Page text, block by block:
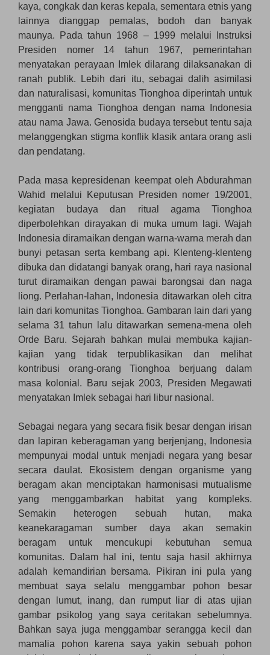
kaya, congkak dan keras kepala, sementara etnis yang
lainnya dianggap pemalas, bodoh dan banyak
maunya. Pada tahun 1968 – 1999 melalui Instruksi
Presiden nomer 14 tahun 1967, pemerintahan
menyatakan perayaan Imlek dilarang dilaksanakan di
ranah publik. Lebih dari itu, sebagai dalih asimilasi
dan naturalisasi, komunitas Tionghoa diperintah untuk
mengganti nama Tionghoa dengan nama Indonesia
atau nama Jawa. Genosida budaya tersebut tentu saja
melanggengkan stigma konflik klasik antara orang asli
dan pendatang.
Pada masa kepresidenan keempat oleh Abdurahman
Wahid melalui Keputusan Presiden nomer 19/2001,
kegiatan budaya dan ritual agama Tionghoa
diperbolehkan dirayakan di muka umum lagi. Wajah
Indonesia diramaikan dengan warna-warna merah dan
bunyi petasan serta kembang api. Klenteng-klenteng
dibuka dan didatangi banyak orang, hari raya nasional
turut diramaikan dengan pawai barongsai dan naga
liong. Perlahan-lahan, Indonesia ditawarkan oleh citra
lain dari komunitas Tionghoa. Gambaran lain dari yang
selama 31 tahun lalu ditawarkan semena-mena oleh
Orde Baru. Sejarah bahkan mulai membuka kajian-
kajian yang tidak terpublikasikan dan melihat
kontribusi orang-orang Tionghoa berjuang dalam
masa kolonial. Baru sejak 2003, Presiden Megawati
menyatakan Imlek sebagai hari libur nasional.
Sebagai negara yang secara fisik besar dengan irisan
dan lapiran keberagaman yang berjenjang, Indonesia
mempunyai modal untuk menjadi negara yang besar
secara daulat. Ekosistem dengan organisme yang
beragam akan menciptakan harmonisasi mutualisme
yang menggambarkan habitat yang kompleks.
Semakin heterogen sebuah hutan, maka
keanekaragaman sumber daya akan semakin
beragam untuk mencukupi kebutuhan semua
komunitas. Dalam hal ini, tentu saja hasil akhirnya
adalah kemandirian bersama. Pikiran ini pula yang
membuat saya selalu menggambar pohon besar
dengan lumut, inang, dan rumput liar di atas ujian
gambar psikolog yang saya ceritakan sebelumnya.
Bahkan saya juga menggambar serangga kecil dan
mamalia pohon karena saya yakin sebuah pohon